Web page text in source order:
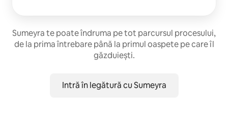
Sumeyra te poate îndruma pe tot parcursul procesului,
de la prima întrebare până la primul oaspete pe care îl
găzduiești.
Intră în legătură cu Sumeyra